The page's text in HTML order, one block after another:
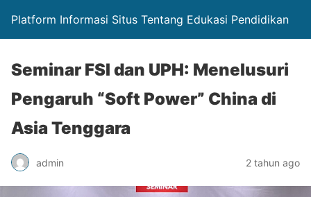
Platform Informasi Situs Tentang Edukasi Pendidikan
Seminar FSI dan UPH: Menelusuri
Pengaruh “Soft Power” China di
Asia Tenggara
admin 2 tahun ago